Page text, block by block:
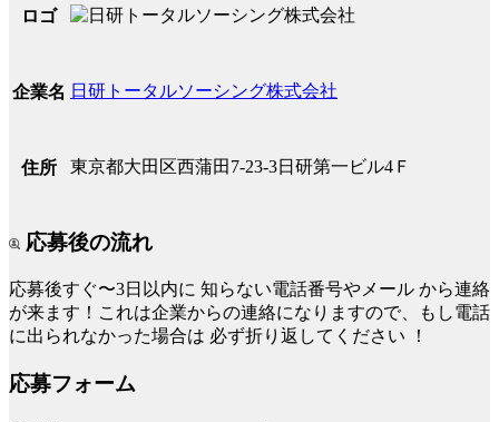
ロゴ
企業名 日研トータルソーシング株式会社
住所 東京都大田区西蒲田7-23-3日研第一ビル4Ｆ
応募後の流れ
応募後すぐ〜3日以内に 知らない電話番号やメール から連絡
が来ます！これは企業からの連絡になりますので、もし電話
に出られなかった場合は 必ず折り返してください ！
応募フォーム